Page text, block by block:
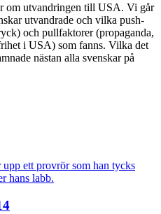
om utvandringen till USA. Vi går
utvandrade och vilka push-
och pullfaktorer (propaganda,
i USA) som fanns. Vilka det
nästan alla svenskar på